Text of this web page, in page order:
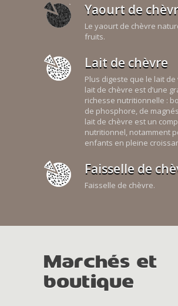
Yaourt de
Le yaourt de chèvre
fruits.
Lait de chèvre
Plus digeste que le lait de
lait de chèvre est d’une
richesse nutritionnelle :
de phosphore, de
lait de chèvre est un
nutritionnel, notamment
enfants en pleine
Faisselle de
Faisselle de chèvre.
Marchés et
boutique